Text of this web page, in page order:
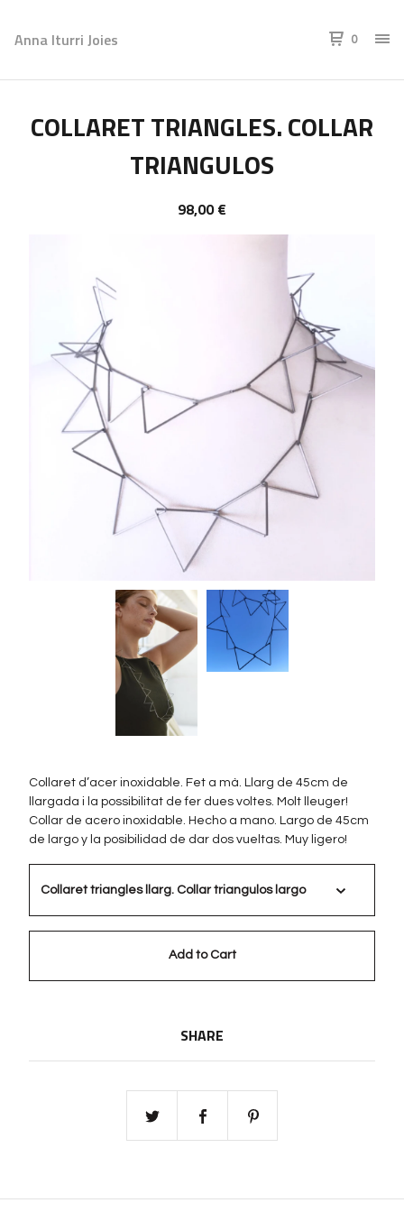
Anna Iturri Joies 0
COLLARET TRIANGLES. COLLAR
TRIANGULOS
98,00€
Collaret d’acer inoxidable. Fet a mà. Llarg de 45cm de
llargada i la possibilitat de fer dues voltes. Molt lleuger!
Collar de acero inoxidable. Hecho a mano. Largo de 45cm
de largo y la posibilidad de dar dos vueltas. Muy ligero!
Add to Cart
SHARE